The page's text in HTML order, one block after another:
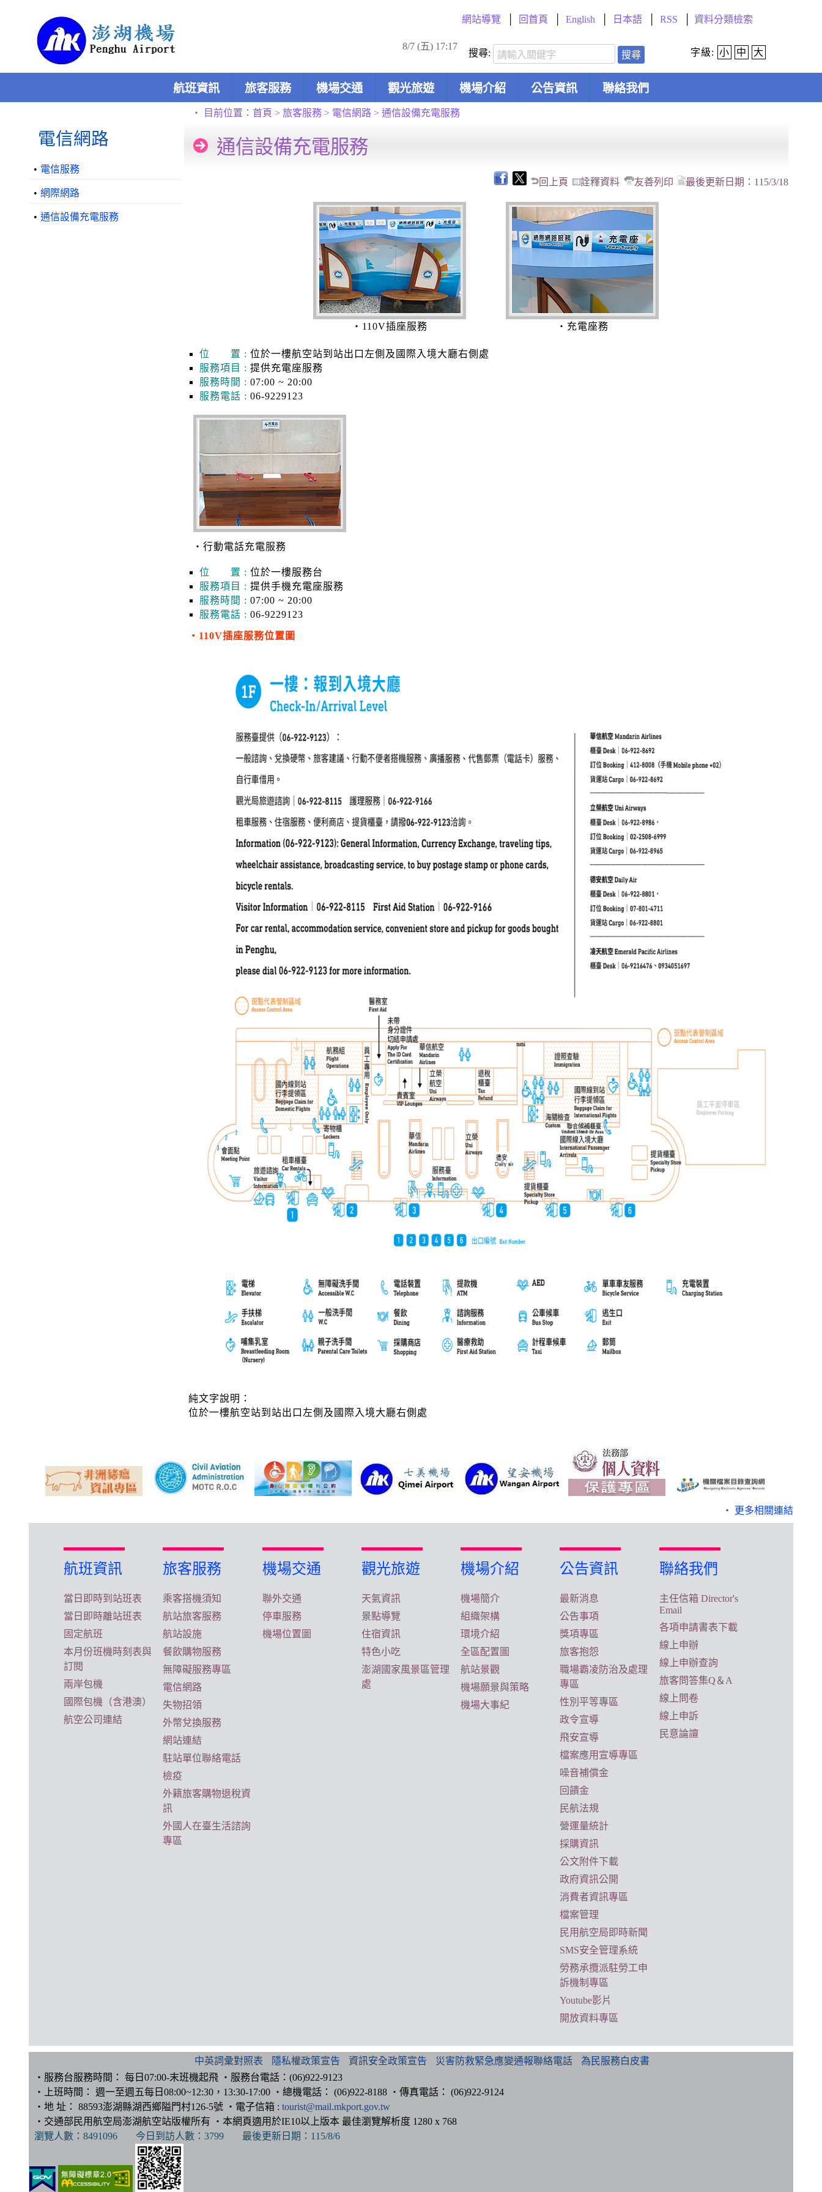
網站導覽 回首頁 English 日本語 RSS 資料分類檢索
8/7 (五) 17:17
搜尋: 搜尋 字級: 小 中 大
航班資訊 旅客服務 機場交通 觀光旅遊 機場介紹 公告資訊 聯絡我們
電信網路
• 電信服務
• 網際網路
• 通信設備充電服務
‧ 目前位置： 首頁 > 旅客服務 > 電信網路 > 通信設備充電服務
通信設備充電服務
回上頁 詮釋資料 友善列印 最後更新日期： 115/3/18
‧110V插座服務 ‧充電座務
位 置 : 位於一樓航空站到站出口左側及國際入境大廳右側處
服務項目 : 提供充電座服務
服務時間 : 07:00 ~ 20:00
服務電話 : 06-9229123
‧行動電話充電服務
位 置 : 位於一樓服務台
服務項目 : 提供手機充電座服務
服務時間 : 07:00 ~ 20:00
服務電話 : 06-9229123
‧110V插座服務位置圖
純文字說明：
位於一樓航空站到站出口左側及國際入境大廳右側處
‧ 更多相關連結
航班資訊
當日即時到站班表
當日即時離站班表
固定航班
本月份班機時刻表與
訂閱
兩岸包機
國際包機（含港澳）
航空公司連結
旅客服務
乘客搭機須知
航站旅客服務
航站設施
餐飲購物服務
無障礙服務專區
電信網路
失物招領
外幣兌換服務
網站連結
駐站單位聯絡電話
檢疫
外籍旅客購物退稅資
訊
外國人在臺生活諮詢
專區
機場交通
聯外交通
停車服務
機場位置圖
觀光旅遊
天氣資訊
景點導覽
住宿資訊
特色小吃
澎湖國家風景區管理
處
機場介紹
機場簡介
組織架構
環境介紹
全區配置圖
航站景觀
機場願景與策略
機場大事紀
公告資訊
最新消息
公告事項
獎項專區
旅客抱怨
職場霸凌防治及處理
專區
性別平等專區
政令宣導
飛安宣導
檔案應用宣導專區
噪音補償金
回饋金
民航法規
營運量統計
採購資訊
公文附件下載
政府資訊公開
消費者資訊專區
檔案管理
民用航空局即時新聞
SMS安全管理系統
勞務承攬派駐勞工申
訴機制專區
Youtube影片
開放資料專區
聯絡我們
主任信箱 Director's
Email
各項申請書表下載
線上申辦
線上申辦查詢
旅客問答集Q＆A
線上問卷
線上申訴
民意論譠
中英詞彙對照表 隱私權政策宣告 資訊安全政策宣告 災害防救緊急應變通報聯絡電話
為民服務白皮書
‧服務台服務時間： 每日07:00-末班機起飛 ‧服務台電話：(06)922-9123
‧上班時間： 週一至週五每日08:00~12:30，13:30-17:00 ‧總機電話： (06)922-8188 ‧傳真電話： (06)922-9124
‧地 址： 88593澎湖縣湖西鄉隘門村126-5號 ‧電子信箱 : tourist@mail.mkport.gov.tw
‧交通部民用航空局澎湖航空站版權所有 ‧本網頁適用於IE10以上版本 最佳瀏覽解析度 1280 x 768
瀏覽人數： 8491096 今日到訪人數： 3799 最後更新日期： 115/8/6